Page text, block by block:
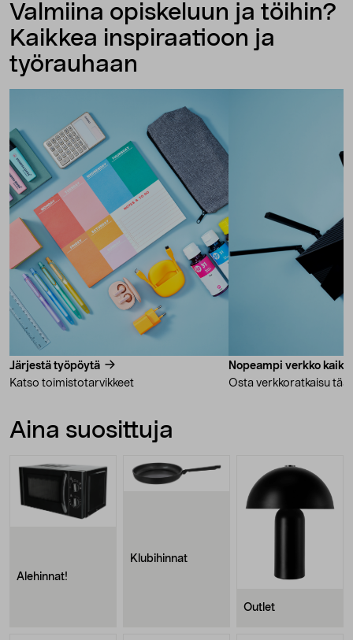
Valmiina opiskeluun ja töihin?
Kaikkea inspiraatioon ja
työrauhaan
Järjestä työpöytä
Katso toimistotarvikkeet
Nopeampi verkko
Osta verkkoratkaisu
Aina suosittuja
Alehinnat!
Klubihinnat
Outlet